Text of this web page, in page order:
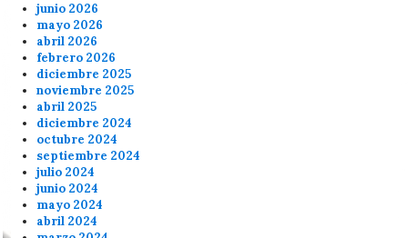
junio 2026
mayo 2026
abril 2026
febrero 2026
diciembre 2025
noviembre 2025
abril 2025
diciembre 2024
octubre 2024
septiembre 2024
julio 2024
junio 2024
mayo 2024
abril 2024